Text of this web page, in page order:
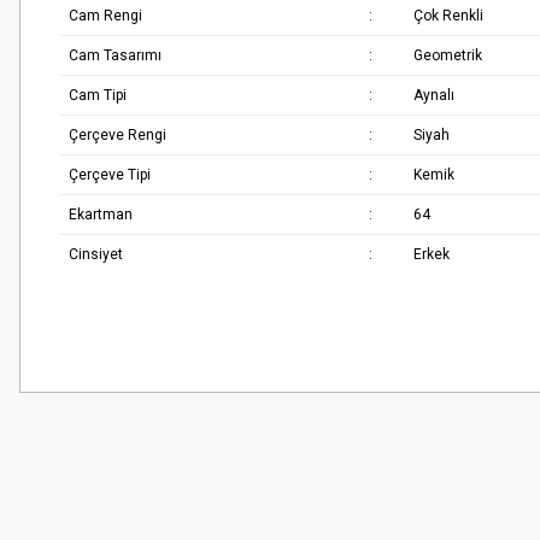
Cam Rengi : Çok Renkli
Cam Tasarımı : Geometrik
Cam Tipi : Aynalı
Çerçeve Rengi : Siyah
Çerçeve Tipi : Kemik
Ekartman : 64
Cinsiyet : Erkek
Görüş ve önerileriniz için teşekkür ederiz.